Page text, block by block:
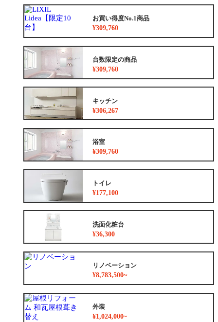
お買い得度No.1商品
¥309,760
台数限定の商品
¥309,760
キッチン
¥306,267
浴室
¥309,760
トイレ
¥177,100
洗面化粧台
¥36,300
リノベーション
¥8,783,500~
外装
¥1,024,000~